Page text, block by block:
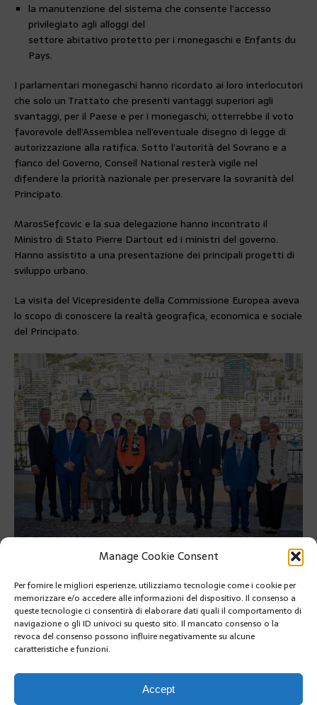
Manage Cookie Consent
Per fornire le migliori esperienze, utilizziamo tecnologie come i cookie per
memorizzare e/o accedere alle informazioni del dispositivo. Il consenso a
queste tecnologie ci consentirà di elaborare dati quali il comportamento di
navigazione o gli ID univoci su questo sito. Il mancato consenso o la
revoca del consenso possono influire negativamente su alcune
caratteristiche e funzioni.
Accept
la manutenzione del sistema che consente l’accesso
privilegiato agli alloggi del
settore abitativo protetto per i monegaschi e Enfants du
Pays.
I parlamentari monegaschi hanno ricordato ai loro interlocutori
che solo un Trattato che presenti vantaggi superiori agli
svantaggi, per il Paese e per i monegaschi, otterrebbe il voto
favorevole dell’Assemblea nell’eventuale disegno di legge di
autorizzazione alla ratifica. Sotto l’autorità del Sovrano e a
fianco del Governo, Conseil National resterà vigile nel
difendere la priorità nazionale per preservare la sovranità del
Principato.
MarosSefcovic e la sua delegazione hanno incontrato il
Ministro di Stato Pierre Dartout ed i ministri del governo.
Hanno assistito a una presentazione dei principali progetti di
sviluppo urbano.
La visita del Vicepresidente della Commissione Europea aveva
lo scopo di conoscere la realtà geografica, economica e sociale
del Principato.
ft©M.Alesi Direc.Com.
PRÉCÉDENT
2023 CENTENARIO DELLA NASCITA DEL PRINCIPE
RANIERI III
SUIVANT
All’ASSEMBLEA GENERALE DELL’ONU MONACO
ALL’INQUINAMENTO DA PLASTICA ENTRO IL 2040